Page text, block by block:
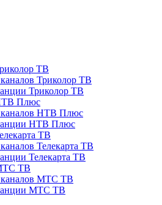
ТВ
Триколор ТВ
Триколор ТВ
Плюс
НТВ Плюс
НТВ Плюс
ТВ
Телекарта ТВ
Телекарта ТВ
ТВ
МТС ТВ
МТС ТВ